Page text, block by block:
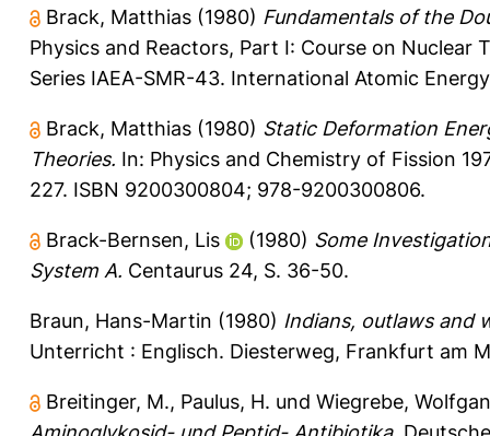
Brack, Matthias (1980) Fundamentals of the
Physics and Reactors, Part I: Course on Nuclear
Series IAEA-SMR-43. International Atomic
Brack, Matthias (1980) Static Deformation
Theories. In: Physics and Chemistry of Fission
227. ISBN 9200300804; 978-9200300806.
Brack-Bernsen, Lis (1980) Some
System A. Centaurus 24, S. 36-50.
Braun, Hans-Martin (1980) Indians, outlaws and
Unterricht : Englisch. Diesterweg, Frankfurt am
Breitinger, M., Paulus, H. und Wiegrebe,